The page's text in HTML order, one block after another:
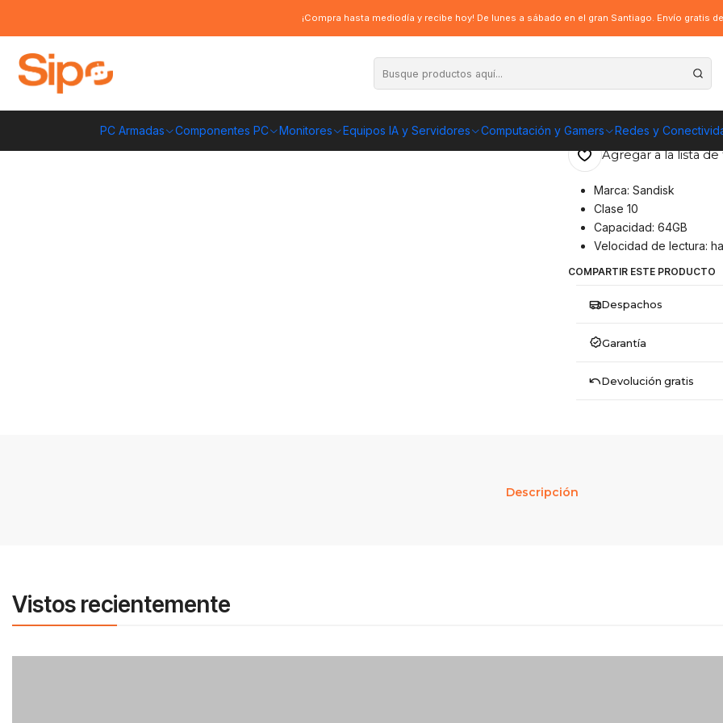
PC Armadas Componentes PC Monitores Equipos IA y Servidores Computación y Gamers Redes y
¡Compra hasta mediodía y recibe hoy! De lunes a sábado en el gran Santiago. Envío gratis
MicroSD Memoria SanDisk Micro SD Clase 10 – 64GB
Memoria
ENVÍO GRATIS A
Agregar a la lista de
Marca: Sandisk
Clase 10
Capacidad: 64GB
Velocidad de lectura:
COMPARTIR ESTE PRODUCTO
Despachos
Garantía
Devolución gratis
Descripción
Vistos recientemente